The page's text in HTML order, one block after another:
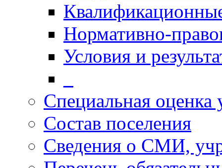
Нормативно-
Условия и
Специальная оценка
Состав поселения
Сведения о СМИ,